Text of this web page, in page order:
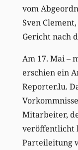
vom
Sven
Gericht nach
Am 17. Mai –
erschien ein
Reporter.lu.
Mitarbeiter,
veröffentlicht
Parteileitung